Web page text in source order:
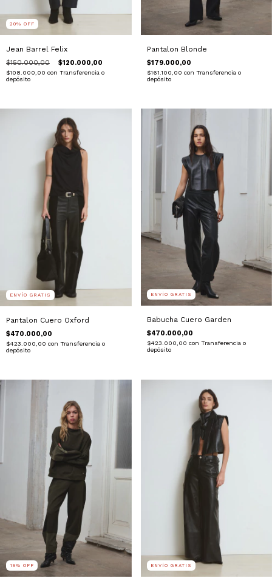
20% OFF
Jean Barrel Felix
$150.000,00 $120.000,00
$108.000,00 con Transferencia o
depósito
Pantalon Blonde
$179.000,00
$161.100,00 con Transferencia o
depósito
ENVÍO GRATIS
Pantalon Cuero Oxford
$470.000,00
$423.000,00 con Transferencia o
depósito
ENVÍO GRATIS
Babucha Cuero Garden
$470.000,00
$423.000,00 con Transferencia o
depósito
19% OFF ENVÍO GRATIS